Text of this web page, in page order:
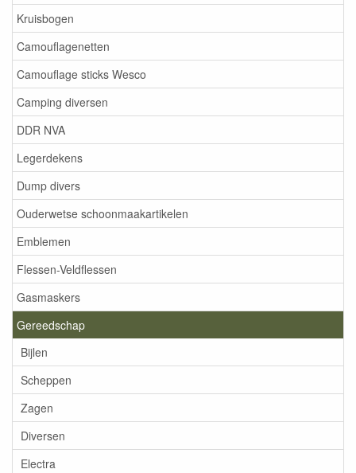
Kruisbogen
Camouflagenetten
Camouflage sticks Wesco
Camping diversen
DDR NVA
Legerdekens
Dump divers
Ouderwetse schoonmaakartikelen
Emblemen
Flessen-Veldflessen
Gasmaskers
Gereedschap
Bijlen
Scheppen
Zagen
Diversen
Electra